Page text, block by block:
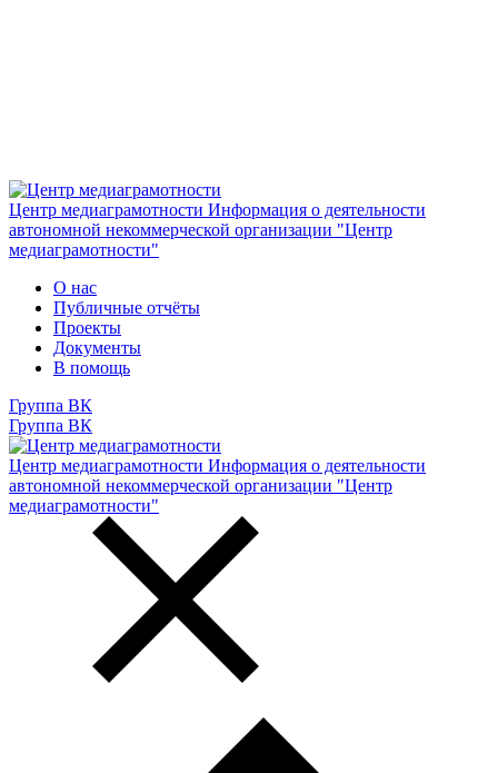
Центр медиаграмотности Информация о деятельности
автономной некоммерческой организации "Центр
медиаграмотности"
О нас
Публичные отчёты
Проекты
Документы
В помощь
Группа ВК
Группа ВК
Центр медиаграмотности Информация о деятельности
автономной некоммерческой организации "Центр
медиаграмотности"